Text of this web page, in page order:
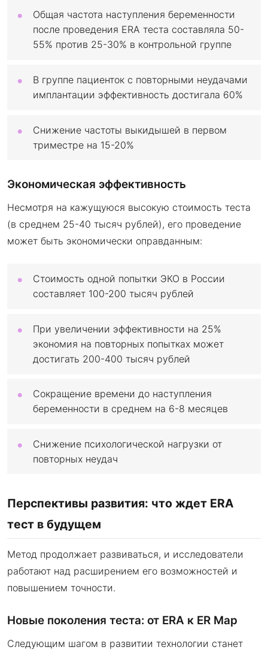
Общая частота наступления беременности
после проведения ERA теста составляла 50-
55% против 25-30% в контрольной группе
В группе пациенток с повторными неудачами
имплантации эффективность достигала 60%
Снижение частоты выкидышей в первом
триместре на 15-20%
Экономическая эффективность
Несмотря на кажущуюся высокую стоимость теста
(в среднем 25-40 тысяч рублей), его проведение
может быть экономически оправданным:
Стоимость одной попытки ЭКО в России
составляет 100-200 тысяч рублей
При увеличении эффективности на 25%
экономия на повторных попытках может
достигать 200-400 тысяч рублей
Сокращение времени до наступления
беременности в среднем на 6-8 месяцев
Снижение психологической нагрузки от
повторных неудач
Перспективы развития: что ждет ERA
тест в будущем
Метод продолжает развиваться, и исследователи
работают над расширением его возможностей и
повышением точности.
Новые поколения теста: от ERA к ER Map
Следующим шагом в развитии технологии станет